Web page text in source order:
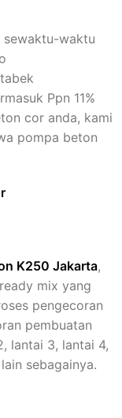
sewaktu-waktu
Ppn 11%
cor anda, kami
pompa beton
K250 Jakarta,
mix yang
pengecoran
pembuatan
lantai 3, lantai 4,
sebagainya.